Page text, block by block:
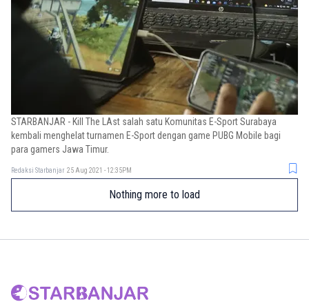
STARBANJAR - Kill The LAst salah satu Komunitas E-Sport Surabaya
kembali menghelat turnamen E-Sport dengan game PUBG Mobile bagi
para gamers Jawa Timur.
Redaksi Starbanjar 25 Aug 2021 - 12:35PM
Nothing more to load